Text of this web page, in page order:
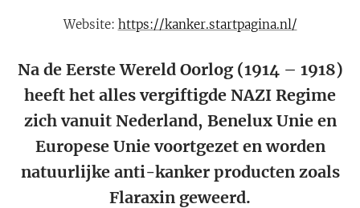
Website: https://kanker.startpagina.nl/
Na de Eerste Wereld Oorlog (1914 – 1918)
heeft het alles vergiftigde NAZI Regime
zich vanuit Nederland, Benelux Unie en
Europese Unie voortgezet en worden
natuurlijke anti-kanker producten zoals
Flaraxin geweerd.